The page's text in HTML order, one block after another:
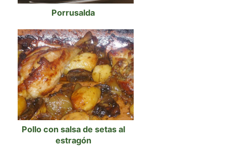
Porrusalda
Pollo con salsa de setas al
estragón